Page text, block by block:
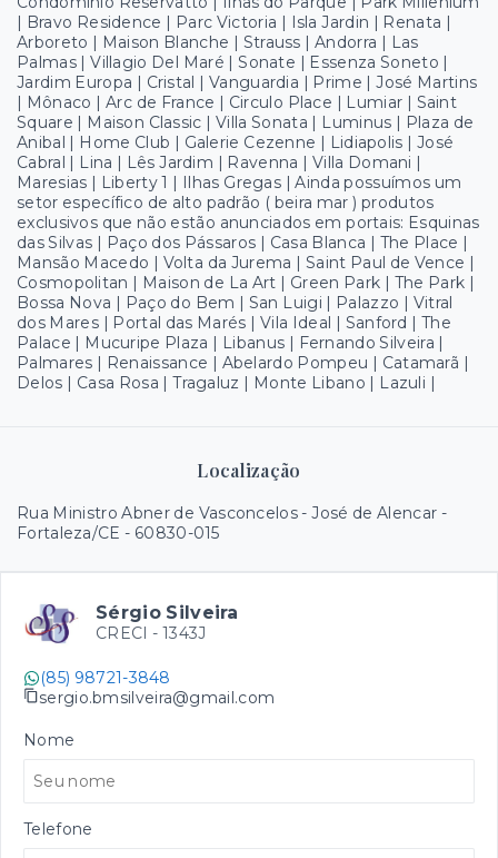
| Bravo Residence | Parc Victoria | Isla Jardin | Renata |
Arboreto | Maison Blanche | Strauss | Andorra | Las
Palmas | Villagio Del Maré | Sonate | Essenza Soneto |
Jardim Europa | Cristal | Vanguardia | Prime | José Martins
| Mônaco | Arc de France | Circulo Place | Lumiar | Saint
Square | Maison Classic | Villa Sonata | Luminus | Plaza de
Anibal | Home Club | Galerie Cezenne | Lidiapolis | José
Cabral | Lina | Lês Jardim | Ravenna | Villa Domani |
Maresias | Liberty 1 | Ilhas Gregas | Ainda possuímos um
setor específico de alto padrão ( beira mar ) produtos
exclusivos que não estão anunciados em portais: Esquinas
das Silvas | Paço dos Pássaros | Casa Blanca | The Place |
Mansão Macedo | Volta da Jurema | Saint Paul de Vence |
Cosmopolitan | Maison de La Art | Green Park | The Park |
Bossa Nova | Paço do Bem | San Luigi | Palazzo | Vitral
dos Mares | Portal das Marés | Vila Ideal | Sanford | The
Palace | Mucuripe Plaza | Libanus | Fernando Silveira |
Palmares | Renaissance | Abelardo Pompeu | Catamarã |
Delos | Casa Rosa | Tragaluz | Monte Libano | Lazuli |
Localização
Rua Ministro Abner de Vasconcelos - José de Alencar -
Fortaleza/CE - 60830-015
Sérgio Silveira
CRECI - 1343J
(85) 98721-3848
sergio.bmsilveira@gmail.com
Nome
Telefone